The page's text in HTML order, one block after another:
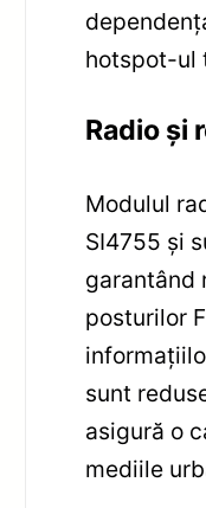
hotspot-ul
Radio și
Modulul
SI4755 și
garantând
posturilor
sunt
asigură o
mediile